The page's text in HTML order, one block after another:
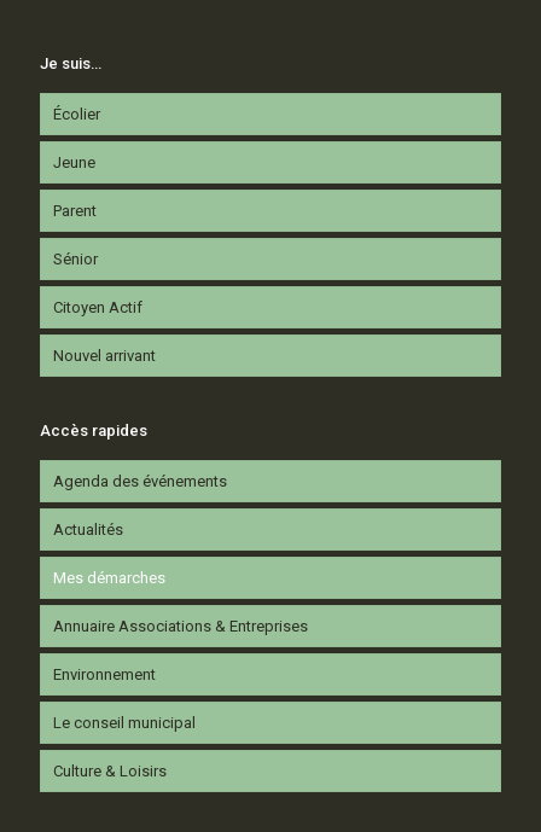
Je suis…
Écolier
Jeune
Parent
Sénior
Citoyen Actif
Nouvel arrivant
Accès rapides
Agenda des événements
Actualités
Mes démarches
Annuaire Associations & Entreprises
Environnement
Le conseil municipal
Culture & Loisirs